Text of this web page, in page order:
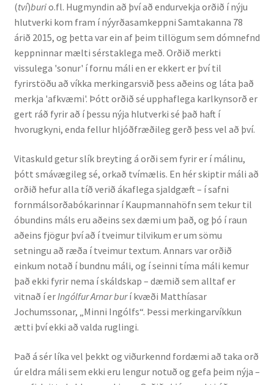
Bækur
Önnur ritverk
Ritrýndar greinar
Óritrýnt fræðilegt efni
Fræðilegir fyrirlestrar
Ýmis erindi
Blaðaefni
Administration
Publications
(tví)burio.fl. Hugmyndin að því að endurvekja orðið í nýju
hlutverki kom fram í nýyrðasamkeppni Samtakanna 78
árið 2015, og þetta var ein af þeim tillögum sem dómnefnd
keppninnar mælti sérstaklega með. Orðið merkti
vissulega 'sonur' í fornu máli en er ekkert er því til
fyrirstöðu að víkka merkingarsvið þess aðeins og láta það
merkja 'afkvæmi'. Þótt orðið sé upphaflega karlkynsorð er
gert ráð fyrir að í þessu nýja hlutverki sé það haft í
hvorugkyni, enda fellur hljóðfræðileg gerð þess vel að því.
Vitaskuld getur slík breyting á orði sem fyrir er í málinu,
þótt smávægileg sé, orkað tvímælis. En hér skiptir máli að
orðið hefur alla tíð verið ákaflega sjaldgæft – í safni
fornmálsorðabókarinnar í Kaupmannahöfn sem tekur til
óbundins máls eru aðeins sex dæmi um það, og þó í raun
aðeins fjögur því að í tveimur tilvikum er um sömu
setningu að ræða í tveimur textum. Annars var orðið
einkum notað í bundnu máli, og í seinni tíma máli kemur
það ekki fyrir nema í skáldskap – dæmið sem alltaf er
vitnað í erIngólfur Arnar burí kvæði Matthíasar
Jochumssonar, „Minni Ingólfs“. Þessi merkingarvíkkun
ætti því ekki að valda ruglingi.
Það á sér líka vel þekkt og viðurkennd fordæmi að taka orð
úr eldra máli sem ekki eru lengur notuð og gefa þeim nýja –